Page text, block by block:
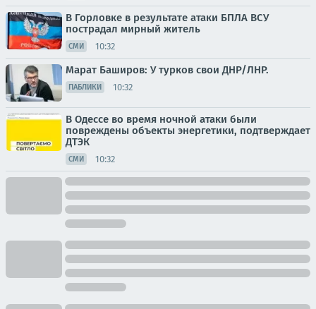
В Горловке в результате атаки БПЛА ВСУ
пострадал мирный житель
СМИ 10:32
Марат Баширов: У турков свои ДНР/ЛНР.
ПАБЛИКИ 10:32
В Одессе во время ночной атаки были
повреждены объекты энергетики, подтверждает
ДТЭК
СМИ 10:32